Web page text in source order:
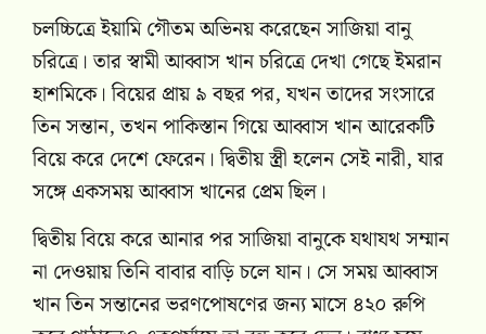
চলচ্চিত্রে ইয়ামি গৌতম অভিনয় করেছেন সাজিয়া বানু
চরিত্রে। তার স্বামী আব্বাস খান চরিত্রে দেখা গেছে ইমরান
হাশমিকে। বিয়ের প্রায় ৯ বছর পর, যখন তাদের সংসারে
তিন সন্তান, তখন পাকিস্তান গিয়ে আব্বাস খান আরেকটি
বিয়ে করে দেশে ফেরেন। দ্বিতীয় স্ত্রী হলেন সেই নারী, যার
সঙ্গে একসময় আব্বাস খানের প্রেম ছিল।
দ্বিতীয় বিয়ে করে আনার পর সাজিয়া বানুকে যথাযথ সম্মান
না দেওয়ায় তিনি বাবার বাড়ি চলে যান। সে সময় আব্বাস
খান তিন সন্তানের ভরণপোষণের জন্য মাসে ৪২০ রুপি